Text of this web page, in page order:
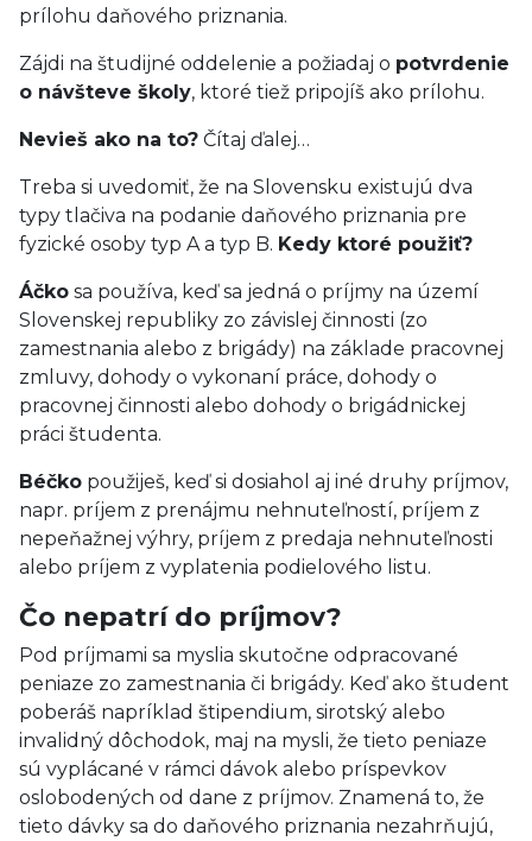
prílohu daňového priznania.
Zájdi na študijné oddelenie a požiadaj o potvrdenie
o návšteve školy, ktoré tiež pripojíš ako prílohu.
Nevieš ako na to? Čítaj ďalej…
Treba si uvedomiť, že na Slovensku existujú dva
typy tlačiva na podanie daňového priznania pre
fyzické osoby typ A a typ B. Kedy ktoré použiť?
Áčko sa používa, keď sa jedná o príjmy na území
Slovenskej republiky zo závislej činnosti (zo
zamestnania alebo z brigády) na základe pracovnej
zmluvy, dohody o vykonaní práce, dohody o
pracovnej činnosti alebo dohody o brigádnickej
práci študenta.
Béčko použiješ, keď si dosiahol aj iné druhy príjmov,
napr. príjem z prenájmu nehnuteľností, príjem z
nepeňažnej výhry, príjem z predaja nehnuteľnosti
alebo príjem z vyplatenia podielového listu.
Čo nepatrí do príjmov?
Pod príjmami sa myslia skutočne odpracované
peniaze zo zamestnania či brigády. Keď ako študent
poberáš napríklad štipendium, sirotský alebo
invalidný dôchodok, maj na mysli, že tieto peniaze
sú vyplácané v rámci dávok alebo príspevkov
oslobodených od dane z príjmov. Znamená to, že
tieto dávky sa do daňového priznania nezahrňujú,